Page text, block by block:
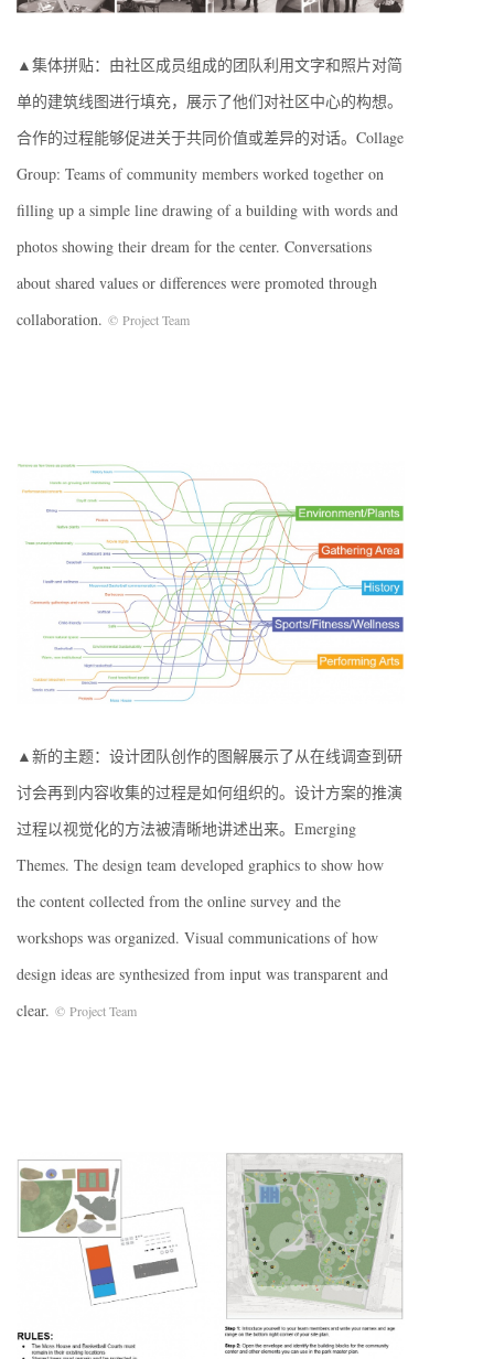
▲集体拼贴：由社区成员组成的团队利用文字和照片对简
单的建筑线图进行填充，展示了他们对社区中心的构想。
合作的过程能够促进关于共同价值或差异的对话。Collage
Group: Teams of community members worked together on
filling up a simple line drawing of a building with words and
photos showing their dream for the center. Conversations
about shared values or differences were promoted through
collaboration. © Project Team
▲新的主题：设计团队创作的图解展示了从在线调查到研
讨会再到内容收集的过程是如何组织的。设计方案的推演
过程以视觉化的方法被清晰地讲述出来。Emerging
Themes. The design team developed graphics to show how
the content collected from the online survey and the
workshops was organized. Visual communications of how
design ideas are synthesized from input was transparent and
clear. © Project Team